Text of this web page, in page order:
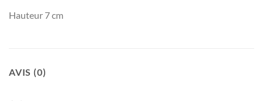
Hauteur 7 cm
AVIS (0)